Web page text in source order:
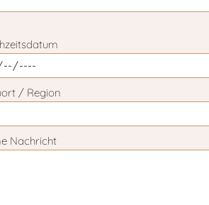
/ Region
Nachricht